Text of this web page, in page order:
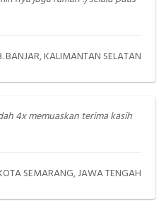
BANJAR, KALIMANTAN SELATAN
4x memuaskan terima kasih
SEMARANG, JAWA TENGAH